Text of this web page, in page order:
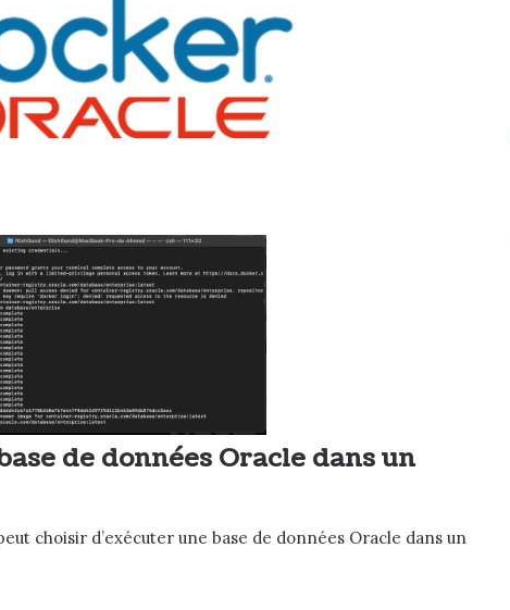
de données Oracle dans un
choisir d’exécuter une base de données Oracle dans un